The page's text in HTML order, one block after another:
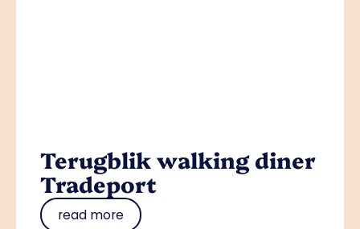
Terugblik walking diner
Tradeport
read more